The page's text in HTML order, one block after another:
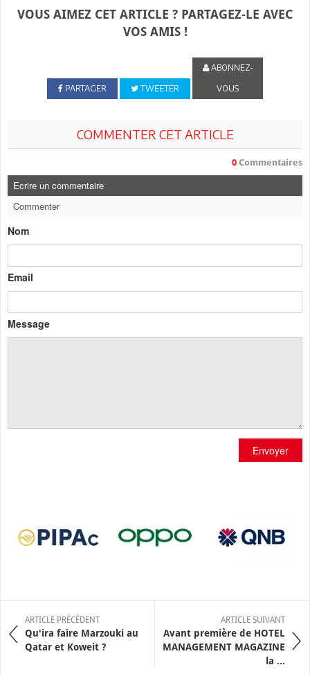
VOUS AIMEZ CET ARTICLE ? PARTAGEZ-LE AVEC
VOS AMIS !
PARTAGER TWEETER
ABONNEZ-
VOUS
COMMENTER CET ARTICLE
0 Commentaires
Ecrire un commentaire
Commenter
Nom
Email
Message
Envoyer
ARTICLE PRÉCÉDENT
Qu'ira faire Marzouki au
Qatar et Koweit ?
ARTICLE SUIVANT
Avant première de HOTEL
MANAGEMENT MAGAZINE
la ...